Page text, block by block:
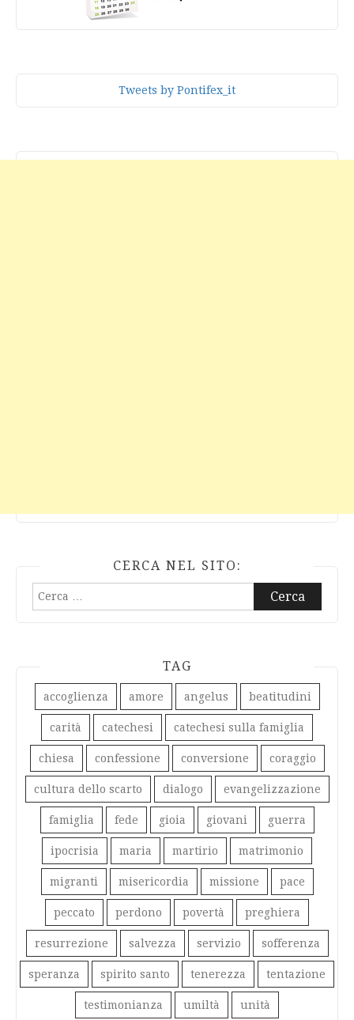
Tweets by Pontifex_it
CERCA NEL SITO:
Ricerca
per:
TAG
accoglienza amore angelus beatitudini
carità catechesi catechesi sulla famiglia
chiesa confessione conversione coraggio
cultura dello scarto dialogo evangelizzazione
famiglia fede gioia giovani guerra
ipocrisia maria martirio matrimonio
migranti misericordia missione pace
peccato perdono povertà preghiera
resurrezione salvezza servizio sofferenza
speranza spirito santo tenerezza tentazione
testimonianza umiltà unità